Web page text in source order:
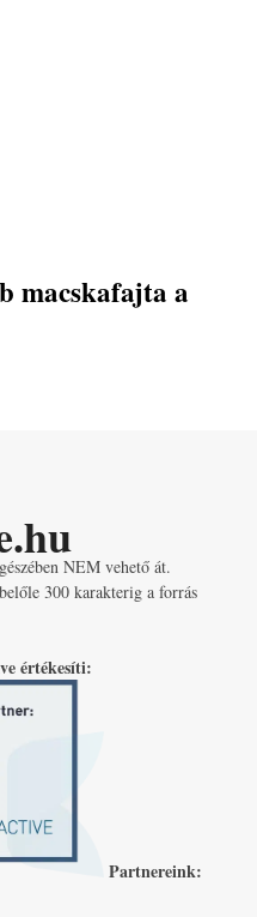
macskafajta a
NEM vehető át.
300 karakterig a forrás
értékesíti:
Partnereink: